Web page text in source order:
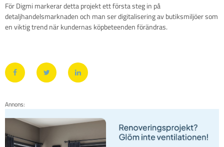
För Digmi markerar detta projekt ett första steg in på
detaljhandelsmarknaden och man ser digitalisering av butiksmiljöer som
en viktig trend när kundernas köpbeteenden förändras.
Annons: